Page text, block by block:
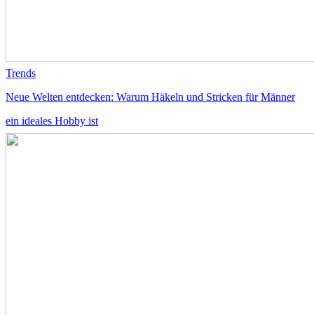
Trends
Neue Welten entdecken: Warum Häkeln und Stricken für Männer
ein ideales Hobby ist